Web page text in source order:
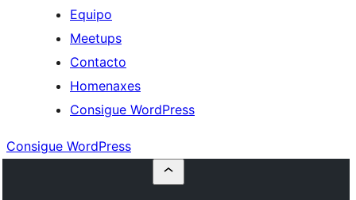
Equipo
Meetups
Contacto
Homenaxes
Consigue WordPress
Consigue WordPress